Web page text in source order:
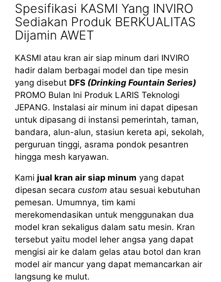
Spesifikasi KASMI Yang INVIRO
Sediakan Produk BERKUALITAS
Dijamin AWET
KASMI atau kran air siap minum dari INVIRO
hadir dalam berbagai model dan tipe mesin
yang disebut DFS (Drinking Fountain Series)
PROMO Bulan Ini Produk LARIS Teknologi
JEPANG. Instalasi air minum ini dapat dipesan
untuk dipasang di instansi pemerintah, taman,
bandara, alun-alun, stasiun kereta api, sekolah,
perguruan tinggi, asrama pondok pesantren
hingga mesh karyawan.
Kami jual kran air siap minum yang dapat
dipesan secara custom atau sesuai kebutuhan
pemesan. Umumnya, tim kami
merekomendasikan untuk menggunakan dua
model kran sekaligus dalam satu mesin. Kran
tersebut yaitu model leher angsa yang dapat
mengisi air ke dalam gelas atau botol dan kran
model air mancur yang dapat memancarkan air
langsung ke mulut.